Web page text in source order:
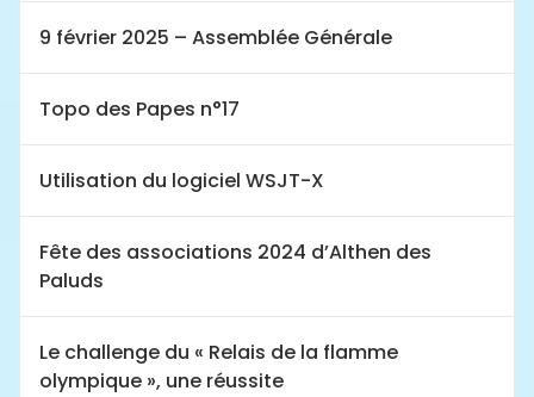
9 février 2025 – Assemblée Générale
Topo des Papes n°17
Utilisation du logiciel WSJT-X
Fête des associations 2024 d’Althen des
Paluds
Le challenge du « Relais de la flamme
olympique », une réussite